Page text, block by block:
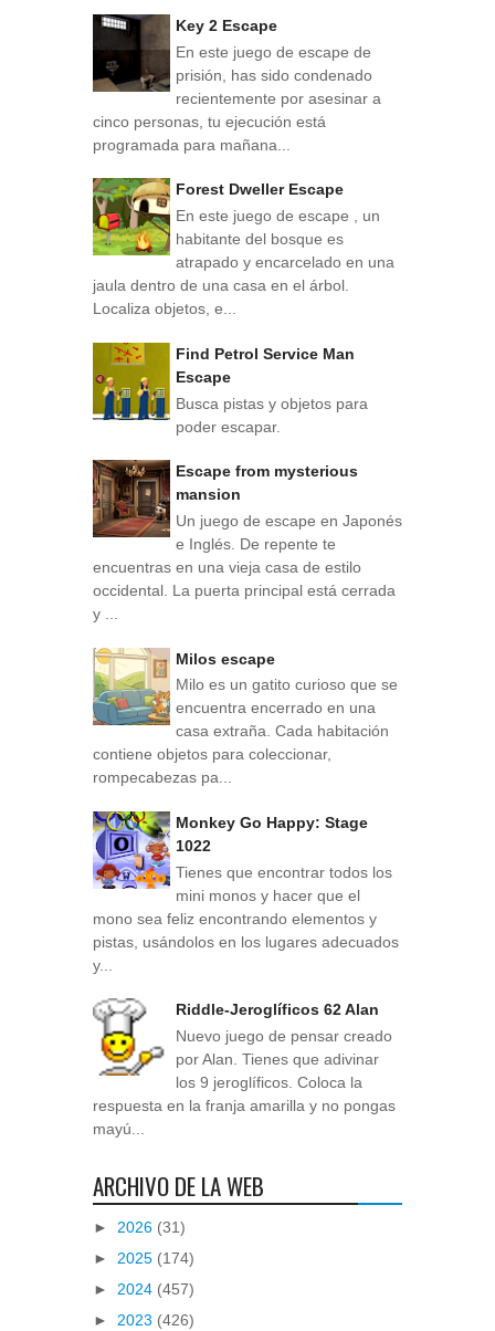
Key 2 Escape
En este juego de escape de
prisión, has sido condenado
recientemente por asesinar a
cinco personas, tu ejecución está
programada para mañana...
Forest Dweller Escape
En este juego de escape , un
habitante del bosque es
atrapado y encarcelado en una
jaula dentro de una casa en el árbol.
Localiza objetos, e...
Find Petrol Service Man
Escape
Busca pistas y objetos para
poder escapar.
Escape from mysterious
mansion
Un juego de escape en Japonés
e Inglés. De repente te
encuentras en una vieja casa de estilo
occidental. La puerta principal está cerrada
y ...
Milos escape
Milo es un gatito curioso que se
encuentra encerrado en una
casa extraña. Cada habitación
contiene objetos para coleccionar,
rompecabezas pa...
Monkey Go Happy: Stage
1022
Tienes que encontrar todos los
mini monos y hacer que el
mono sea feliz encontrando elementos y
pistas, usándolos en los lugares adecuados
y...
Riddle-Jeroglíficos 62 Alan
Nuevo juego de pensar creado
por Alan. Tienes que adivinar
los 9 jeroglíficos. Coloca la
respuesta en la franja amarilla y no pongas
mayú...
ARCHIVO DE LA WEB
► 2026 (31)
► 2025 (174)
► 2024 (457)
► 2023 (426)